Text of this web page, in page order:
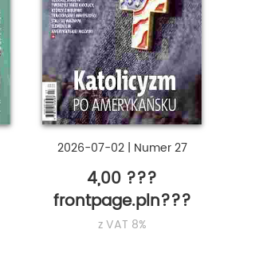
2026-07-02 | Numer 27
4,00 ???
frontpage.pln???
z VAT 8%